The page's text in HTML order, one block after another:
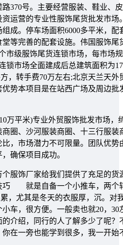
370号。主要经营服装、鞋业、
运营的专业性服饰尾货批发市场
成。停车场面积6000多平米，
等完善的配套设施。伟国服饰
市级服饰尾货连锁市场，每市场
锁市场全面建成后总建筑面积为
，转手费70万左右;北京天兰天
势本项目是在站西广场及周边
万平米)专业外贸服饰批发市场
圈、沙河服装商圈、十三行服
，市场潜力不可限量。团队优
确保项目成功。
服饰厂家给我们提供了充足的
巧 就是自备一个小推车，两个
，尤其是冬天的衣服厚，沉。
车，很方便。一般卖也就20，
介绍，同行的人了解多少了呢
在一旁也能学到很多，我一开